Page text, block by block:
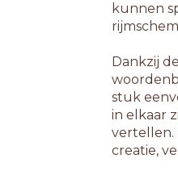
kunnen
Dankzij
stuk
in elkaar
vertellen.
creatie,